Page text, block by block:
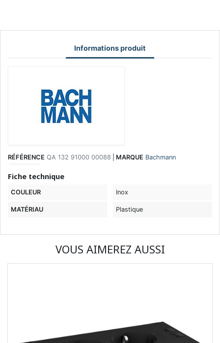
Informations produit
RÉFÉRENCE QA 132 91000 00088 MARQUE Bachmann
Fiche technique
COULEUR Inox
MATÉRIAU Plastique
VOUS AIMEREZ AUSSI